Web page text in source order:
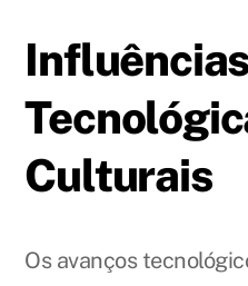
Influências
Culturais
Os avanços